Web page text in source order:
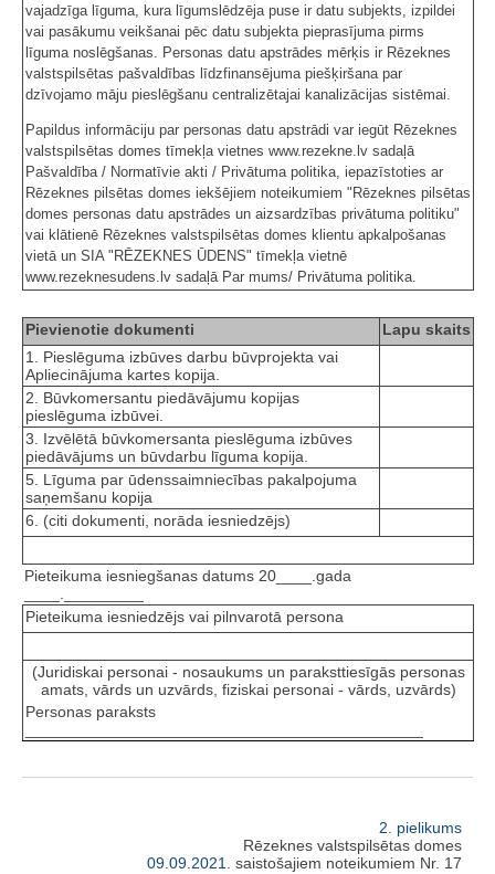
vajadzīga līguma, kura līgumslēdzēja puse ir datu subjekts, izpildei
vai pasākumu veikšanai pēc datu subjekta pieprasījuma pirms
līguma noslēgšanas. Personas datu apstrādes mērķis ir Rēzeknes
valstspilsētas pašvaldības līdzfinansējuma piešķiršana par
dzīvojamo māju pieslēgšanu centralizētajai kanalizācijas sistēmai.
Papildus informāciju par personas datu apstrādi var iegūt Rēzeknes
valstspilsētas domes tīmekļa vietnes www.rezekne.lv sadaļā
Pašvaldība / Normatīvie akti / Privātuma politika, iepazīstoties ar
Rēzeknes pilsētas domes iekšējiem noteikumiem "Rēzeknes pilsētas
domes personas datu apstrādes un aizsardzības privātuma politiku"
vai klātienē Rēzeknes valstspilsētas domes klientu apkalpošanas
vietā un SIA "RĒZEKNES ŪDENS" tīmekļa vietnē
www.rezeknesudens.lv sadaļā Par mums/ Privātuma politika.
Pievienotie dokumenti
Lapu skaits
1. Pieslēguma izbūves darbu būvprojekta vai
Apliecinājuma kartes kopija.
2. Būvkomersantu piedāvājumu kopijas
pieslēguma izbūvei.
3. Izvēlētā būvkomersanta pieslēguma izbūves
piedāvājums un būvdarbu līguma kopija.
5. Līguma par ūdenssaimniecības pakalpojuma
saņemšanu kopija
6. (citi dokumenti, norāda iesniedzējs)
Pieteikuma iesniegšanas datums 20____.gada
Pieteikuma iesniedzējs vai pilnvarotā persona
(Juridiskai personai - nosaukums un paraksttiesīgās personas
amats, vārds un uzvārds, fiziskai personai - vārds, uzvārds)
Personas paraksts
2. pielikums
Rēzeknes valstspilsētas domes
09.09.2021. saistošajiem noteikumiem Nr. 17